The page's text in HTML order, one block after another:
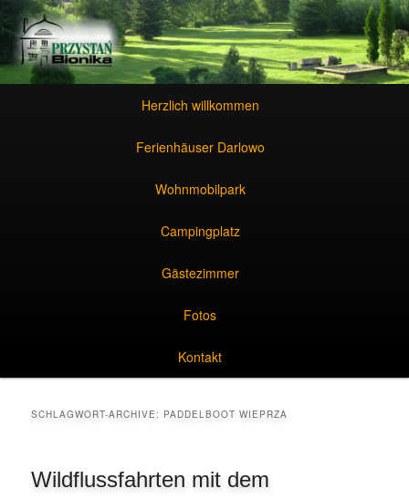
Zum Inhalt wechseln
Zum sekundären Inhalt wechseln
Zum Inhalt wechseln
Zum sekundären Inhalt wechseln
Herzlich willkommen
Ferienhäuser Darlowo
Wohnmobilpark
Campingplatz
Gästezimmer
Fotos
Kontakt
SCHLAGWORT-ARCHIVE: PADDELBOOT WIEPRZA
Wildflussfahrten mit dem